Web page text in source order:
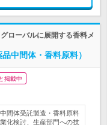
ローバルに展開する香料メ
中間体・香料原料）
掲載中
間体受託製造・香料原料
化検討、生産部門への技